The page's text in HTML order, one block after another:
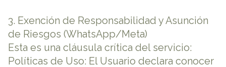
3. Exención de Responsabilidad y Asunción
de Riesgos (WhatsApp/Meta)
Esta es una cláusula crítica del servicio:
Políticas de Uso: El Usuario declara conocer